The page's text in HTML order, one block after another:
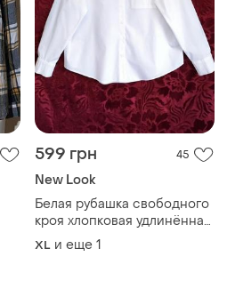
599 грн 45
New Look
Белая рубашка свободного
кроя хлопковая удлинённая
рубашка белоснежная
рубашка оверсайз
XL и еще 1